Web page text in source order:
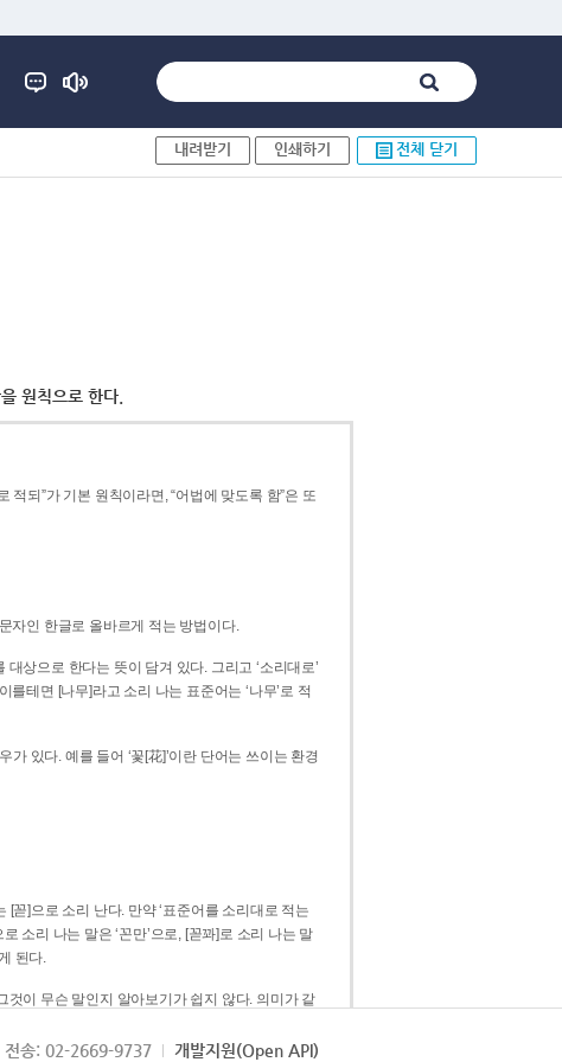
내려받기 인쇄하기 전체 닫기
원칙으로 한다.
되”가 기본 원칙이라면, “어법에 맞도록 함”은 또
자인 한글로 올바르게 적는 방법이다.
상으로 한다는 뜻이 담겨 있다. 그리고 ‘소리대로’
있다. 예를 들어 ‘꽃[花]’이란 단어는 쓰이는 환경
[꼳]으로 소리 난다. 만약 ‘표준어를 소리대로 적는
된다.
이 무슨 말인지 알아보기가 쉽지 않다. 의미가 같
전송: 02-2669-9737 개발지원(Open API)